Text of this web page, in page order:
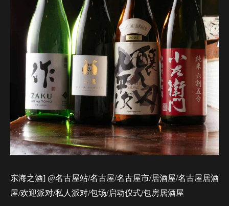
东海之酒] @名古屋站/名古屋/名古屋市/居酒屋/名古屋居酒
屋/欢迎派对/私人派对/包场/启动仪式/包房居酒屋